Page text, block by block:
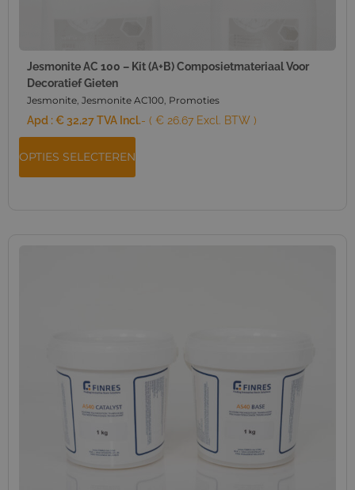
Jesmonite AC 100 – Kit (A+B) Composietmateriaal Voor
Decoratief Gieten
Jesmonite, Jesmonite AC100, Promoties
Apd :€ 32,27TVA Incl.- ( € 26.67 Excl. BTW )
OPTIES SELECTEREN